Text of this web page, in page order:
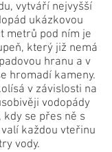
vytváří nejvyšší
ukázkovou
metrů pod ním je
který již nemá
hranu a v
hromadí kameny.
v závislosti na
vodopády
se přes ně s
každou vteřinu
vody.